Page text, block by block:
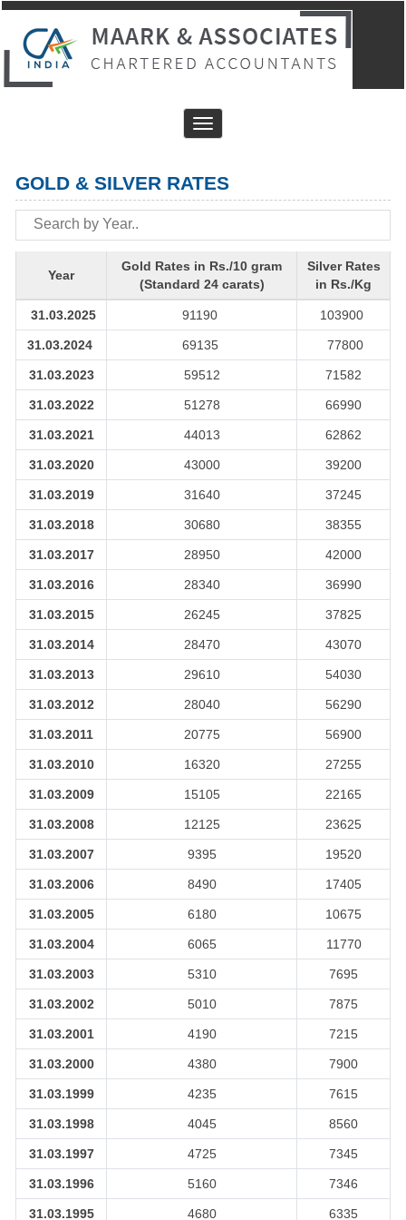
Toggle
navigation
GOLD & SILVER RATES
Year
Gold Rates in Rs./10 gram
(Standard 24 carats)
Silver Rates
in Rs./Kg
31.03.2025 91190 103900
31.03.2024 69135 77800
31.03.2023 59512 71582
31.03.2022 51278 66990
31.03.2021 44013 62862
31.03.2020 43000 39200
31.03.2019 31640 37245
31.03.2018 30680 38355
31.03.2017 28950 42000
31.03.2016 28340 36990
31.03.2015 26245 37825
31.03.2014 28470 43070
31.03.2013 29610 54030
31.03.2012 28040 56290
31.03.2011 20775 56900
31.03.2010 16320 27255
31.03.2009 15105 22165
31.03.2008 12125 23625
31.03.2007 9395 19520
31.03.2006 8490 17405
31.03.2005 6180 10675
31.03.2004 6065 11770
31.03.2003 5310 7695
31.03.2002 5010 7875
31.03.2001 4190 7215
31.03.2000 4380 7900
31.03.1999 4235 7615
31.03.1998 4045 8560
31.03.1997 4725 7345
31.03.1996 5160 7346
31.03.1995 4680 6335